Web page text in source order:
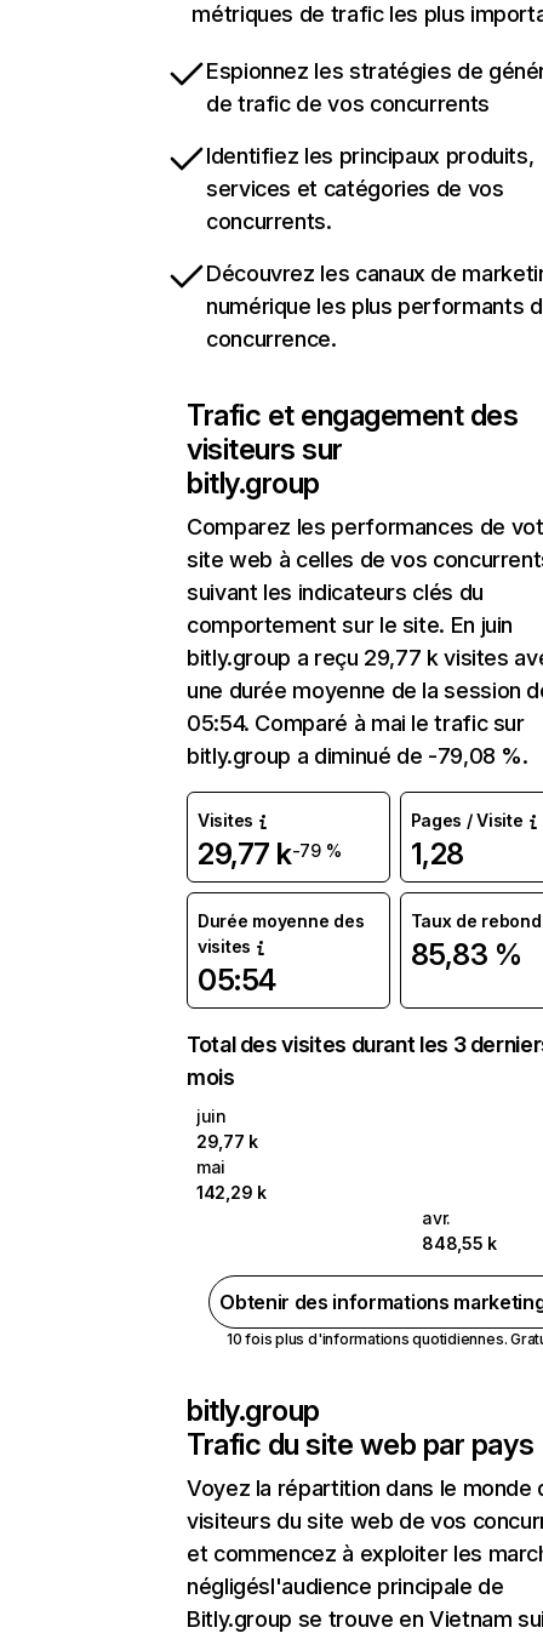
métriques de trafic les plus
Espionnez les stratégies de
de trafic de vos concurrents
Identifiez les principaux produits,
services et catégories de vos
concurrents.
Découvrez les canaux de
numérique les plus performants
concurrence.
Trafic et engagement des
visiteurs sur
bitly.group
Comparez les performances de
site web à celles de vos
suivant les indicateurs clés du
comportement sur le site. En juin
bitly.group a reçu 29,77 k visites
une durée moyenne de la session
05:54. Comparé à mai le trafic sur
bitly.group a diminué de -79,08 %.
Visites
29,77 k-79 %
Pages / Visite
1,28
Durée moyenne des
visites
05:54
Taux de rebond
85,83 %
Total des visites durant les 3
mois
juin
29,77 k
mai
142,29 k
avr.
848,55 k
Obtenir des informations
10 fois plus d'informations quotidiennes.
bitly.group
Trafic du site web par pays
Voyez la répartition dans le monde
visiteurs du site web de vos
et commencez à exploiter les
négligésl'audience principale de
Bitly.group se trouve en Vietnam